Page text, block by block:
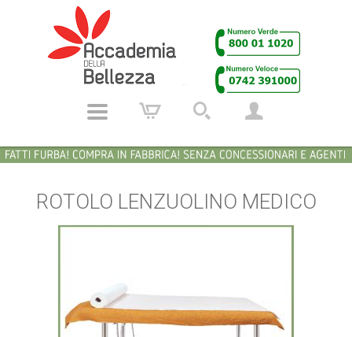
ROTOLO LENZUOLINO MEDICO